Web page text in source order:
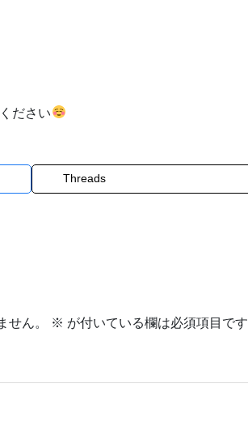
ださい
Threads
せん。 ※ が付いている欄は必須項目です